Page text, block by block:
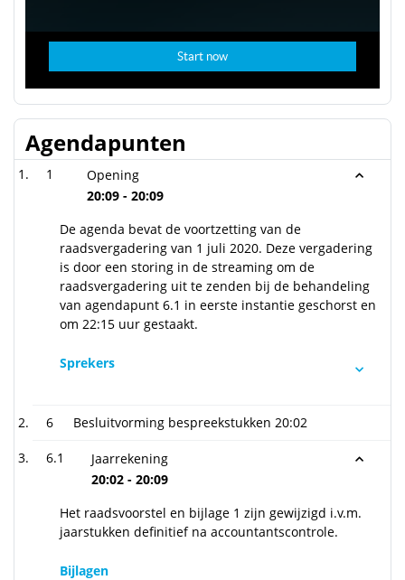
Agendapunten
1
Opening
20:09 - 20:09
De agenda bevat de voortzetting van de
raadsvergadering van 1 juli 2020. Deze vergadering
is door een storing in de streaming om de
raadsvergadering uit te zenden bij de behandeling
van agendapunt 6.1 in eerste instantie geschorst en
om 22:15 uur gestaakt.
Sprekers
6 Besluitvorming bespreekstukken 20:02
6.1
Jaarrekening
20:02 - 20:09
Het raadsvoorstel en bijlage 1 zijn gewijzigd i.v.m.
jaarstukken definitief na accountantscontrole.
Bijlagen